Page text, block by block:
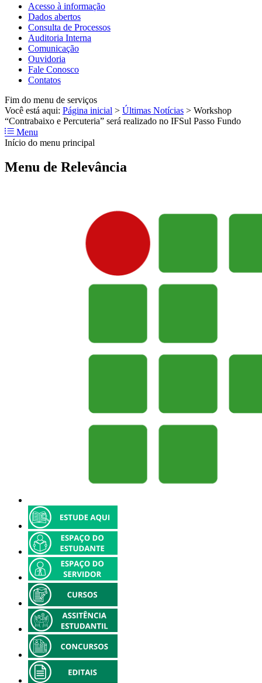
Acesso à informação
Dados abertos
Consulta de Processos
Auditoria Interna
Comunicação
Ouvidoria
Fale Conosco
Contatos
Fim do menu de serviços
Você está aqui: Página inicial > Últimas Notícias > Workshop
“Contrabaixo e Percuteria” será realizado no IFSul Passo Fundo
Menu
Início do menu principal
Menu de Relevância